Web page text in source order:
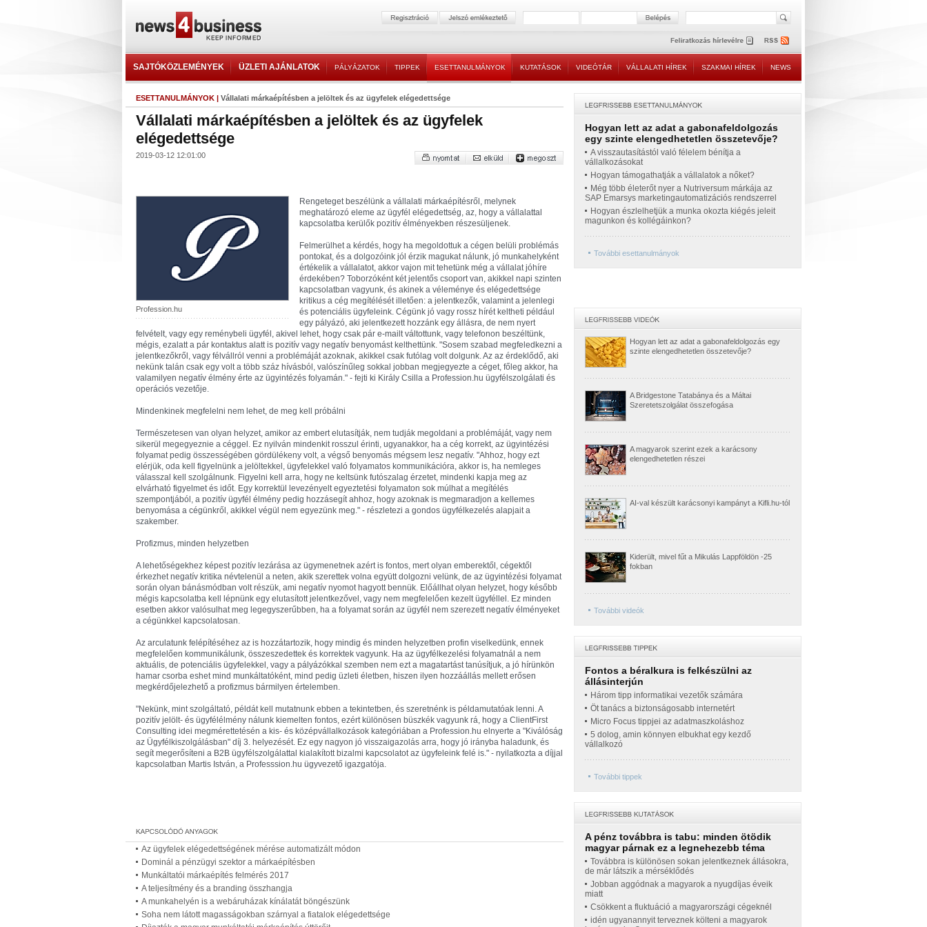
SAJTÓKÖZLEMÉNYEK ÜZLETI AJÁNLATOK PÁLYÁZATOK TIPPEK ESETTANULMÁNYOK KUTATÁSOK VIDEÓTÁR VÁLLALATI HÍREK SZAKMAI HÍREK NEWS
ESETTANULMÁNYOK | Vállalati márkaépítésben a jelöltek és az ügyfelek elégedettsége
Vállalati márkaépítésben a jelöltek és az ügyfelek
elégedettsége
2019-03-12 12:01:00
Profession.hu
Rengeteget beszélünk a vállalati márkaépítésről, melynek
meghatározó eleme az ügyfél elégedettség, az, hogy a vállalattal
kapcsolatba kerülők pozitív élményekben részesüljenek.
Felmerülhet a kérdés, hogy ha megoldottuk a cégen belüli problémás
pontokat, és a dolgozóink jól érzik magukat nálunk, jó munkahelyként
értékelik a vállalatot, akkor vajon mit tehetünk még a vállalat jóhíre
érdekében? Toborzóként két jelentős csoport van, akikkel napi szinten
kapcsolatban vagyunk, és akinek a véleménye és elégedettsége
kritikus a cég megítélését illetően: a jelentkezők, valamint a jelenlegi
és potenciális ügyfeleink. Cégünk jó vagy rossz hírét keltheti például
egy pályázó, aki jelentkezett hozzánk egy állásra, de nem nyert
felvételt, vagy egy reménybeli ügyfél, akivel lehet, hogy csak pár e-mailt váltottunk, vagy telefonon beszéltünk,
mégis, ezalatt a pár kontaktus alatt is pozitív vagy negatív benyomást kelthettünk. "Sosem szabad megfeledkezni a
jelentkezőkről, vagy félvállról venni a problémáját azoknak, akikkel csak futólag volt dolgunk. Az az érdeklődő, aki
nekünk talán csak egy volt a több száz hívásból, valószínűleg sokkal jobban megjegyezte a céget, főleg akkor, ha
valamilyen negatív élmény érte az ügyintézés folyamán." - fejti ki Király Csilla a Profession.hu ügyfélszolgálati és
operációs vezetője.
Mindenkinek megfelelni nem lehet, de meg kell próbálni
Természetesen van olyan helyzet, amikor az embert elutasítják, nem tudják megoldani a problémáját, vagy nem
sikerül megegyeznie a céggel. Ez nyilván mindenkit rosszul érinti, ugyanakkor, ha a cég korrekt, az ügyintézési
folyamat pedig összességében gördülékeny volt, a végső benyomás mégsem lesz negatív. "Ahhoz, hogy ezt
elérjük, oda kell figyelnünk a jelöltekkel, ügyfelekkel való folyamatos kommunikációra, akkor is, ha nemleges
válasszal kell szolgálnunk. Figyelni kell arra, hogy ne keltsünk futószalag érzetet, mindenki kapja meg az
elvárható figyelmet és időt. Egy korrektül levezényelt egyeztetési folyamaton sok múlhat a megítélés
szempontjából, a pozitív ügyfél élmény pedig hozzásegít ahhoz, hogy azoknak is megmaradjon a kellemes
benyomása a cégünkről, akikkel végül nem egyezünk meg." - részletezi a gondos ügyfélkezelés alapjait a
szakember.
Profizmus, minden helyzetben
A lehetőségekhez képest pozitív lezárása az ügymenetnek azért is fontos, mert olyan emberektől, cégektől
érkezhet negatív kritika névtelenül a neten, akik szerettek volna együtt dolgozni velünk, de az ügyintézési folyamat
során olyan bánásmódban volt részük, ami negatív nyomot hagyott bennük. Előállhat olyan helyzet, hogy később
mégis kapcsolatba kell lépnünk egy elutasított jelentkezővel, vagy nem megfelelően kezelt ügyféllel. Ez minden
esetben akkor valósulhat meg legegyszerűbben, ha a folyamat során az ügyfél nem szerezett negatív élményeket
a cégünkkel kapcsolatosan.
Az arculatunk felépítéséhez az is hozzátartozik, hogy mindig és minden helyzetben profin viselkedünk, ennek
megfelelően kommunikálunk, összeszedettek és korrektek vagyunk. Ha az ügyfélkezelési folyamatnál a nem
aktuális, de potenciális ügyfelekkel, vagy a pályázókkal szemben nem ezt a magatartást tanúsítjuk, a jó hírünkön
hamar csorba eshet mind munkáltatóként, mind pedig üzleti életben, hiszen ilyen hozzáállás mellett erősen
megkérdőjelezhető a profizmus bármilyen értelemben.
"Nekünk, mint szolgáltató, példát kell mutatnunk ebben a tekintetben, és szeretnénk is példamutatóak lenni. A
pozitív jelölt- és ügyfélélmény nálunk kiemelten fontos, ezért különösen büszkék vagyunk rá, hogy a ClientFirst
Consulting idei megmérettetésén a kis- és középvállalkozások kategóriában a Profession.hu elnyerte a "Kiválóság
az Ügyfélkiszolgálásban" díj 3. helyezését. Ez egy nagyon jó visszaigazolás arra, hogy jó irányba haladunk, és
segít megerősíteni a B2B ügyfélszolgálattal kialakított bizalmi kapcsolatot az ügyfeleink felé is." - nyilatkozta a díjjal
kapcsolatban Martis István, a Professsion.hu ügyvezető igazgatója.
Az ügyfelek elégedettségének mérése automatizált módon
Dominál a pénzügyi szektor a márkaépítésben
Munkáltatói márkaépítés felmérés 2017
A teljesítmény és a branding összhangja
A munkahelyén is a webáruházak kínálatát böngészünk
Soha nem látott magasságokban szárnyal a fiatalok elégedettsége
Hogyan lett az adat a gabonafeldolgozás
egy szinte elengedhetetlen összetevője?
A visszautasítástól való félelem bénítja a
vállalkozásokat
Hogyan támogathatják a vállalatok a nőket?
Még több életerőt nyer a Nutriversum márkája az
SAP Emarsys marketingautomatizációs rendszerrel
Hogyan észlelhetjük a munka okozta kiégés jeleit
magunkon és kollégáinkon?
További esettanulmányok
Hogyan lett az adat a gabonafeldolgozás egy
szinte elengedhetetlen összetevője?
A Bridgestone Tatabánya és a Máltai
Szeretetszolgálat összefogása
A magyarok szerint ezek a karácsony
elengedhetetlen részei
AI-val készült karácsonyi kampányt a Kifli.hu-tól
Kiderült, mivel fűt a Mikulás Lappföldön -25
fokban
További videók
Fontos a béralkura is felkészülni az
állásinterjún
Három tipp informatikai vezetők számára
Öt tanács a biztonságosabb internetért
Micro Focus tippjei az adatmaszkoláshoz
5 dolog, amin könnyen elbukhat egy kezdő
vállalkozó
További tippek
A pénz továbbra is tabu: minden ötödik
magyar párnak ez a legnehezebb téma
Továbbra is különösen sokan jelentkeznek állásokra,
de már látszik a mérséklődés
Jobban aggódnak a magyarok a nyugdíjas éveik
miatt
Csökkent a fluktuáció a magyarországi cégeknél
idén ugyanannyit terveznek költeni a magyarok